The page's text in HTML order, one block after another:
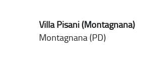
Villa Pisani (Montagnana)
Montagnana (PD)